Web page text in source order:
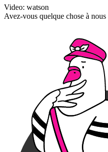
Video: watson
Avez-vous quelque chose à nous